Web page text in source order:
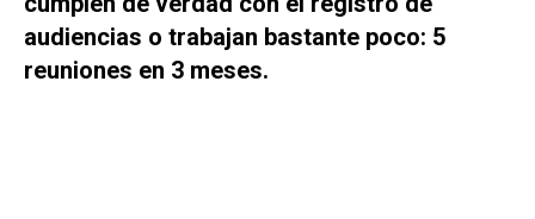
audiencias o trabajan bastante poco: 5
reuniones en 3 meses.